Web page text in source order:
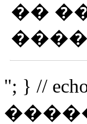
��
"; } //